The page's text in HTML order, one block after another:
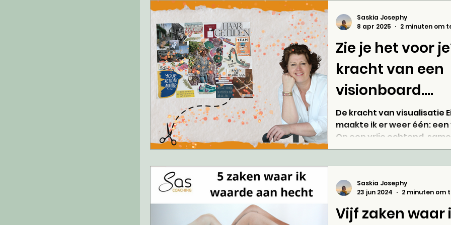
rustig. In een wereld die
tempo en presteren, geloof
belang van vertragen.
kijken wat er speelt en
aandacht nodig heeft.
Zie je het voor
kracht van een
visionboard....
De kracht van visualisatie
maakte ik er weer één:
Op een vrije ochtend,
collega-coaches,...
Saskia Josephy
8 apr 2025
2 minuten om
Vijf zaken waar
Saskia Josephy
23 jun 2024
2 minuten om